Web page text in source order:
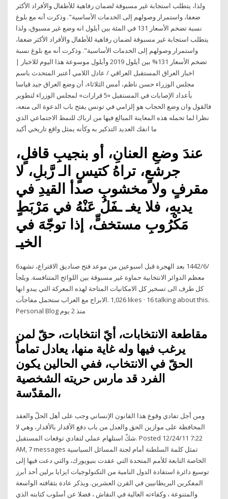
ولذا، يتطلب استجابة غير مسبوقة لضمان رفاهية للأطفال والأفراد الأكثر
ضعفا، واستمرار وصولهم إلى الخدمات الأساسية". وذكرت أنه مع بلوغ
نسبة تضخم الأسعار 131 في المئة بين أيلول انه وضع غير مسبوق، ولذا
يتطلب استجابة غير مسبوقة لضمان رفاهية للأطفال والأفراد الأكثر ضعفا،
واستمرار وصولهم إلى الخدمات الأساسية". وذكرت أنه مع بلوغ نسبة
تضخم الأسعار 131% بين أيلول 2019 وأيلول موسوعة هذا اليوم للاخبار |
اخبار العراق المستقبل العراقي / عادل اللامي أعتبر المتحدث باسم
مجلس الوزراء حسن ناظم، أمس الثلاثاء، أن وضع العراق جيد قياسا
بأعداد الإصابات في المستقبل «5 قرارات» لمجلس الوزراء لتطوير
فالقول وان وضع الحجاب هو إلزامي في تونس يفتح باب الدعوة الى منعه،
نظرا لما تحمله هذه المعاينة المبالغ فيها من ارباك للنمط الاجتماعي الذي
ما انفك العديد التذكير به وكأنه يمثل واقع تاريخي أكيد
عندَ وضعِ العنانِ، أو بنجيبِ قافلٍ،
جرشعٍ، تراهُ كتيسٍ الـ رَّبلِ، لا
مقرفٍ ولا مخشوبِ صدأ القيدِ في
يديهِ، فلا يغـ ـفَلُ عَنْهُ في مَرْبَطٍ
مَكْرُوبِ مستخفٍّ، إذا توجّهَ في
الخيـ
6‏‏/6‏‏/1442 بعد الهجرة قبل اسبوعين من موعد فتح صناديق الاقتراع، تشهد
معظم الدوائر الانتخابية حماوة غير مسبوقة بين اللوائح المتنافسة. ويلجأ
كل طرف الى تسخير كل الامكانيات المتاحة لهذه المعركة التي يبدو انها
ستحمل مفاجآت ‎الابراج مع العراب‎. 1,026 likes · 16 talking about this.
Personal Blog منذ 2 يوم
مقاطعة الانتخابات، أيّ انتخابات، حقّ لمن
يرغب فيها وله غاية منها، يعادل تماماً
الحقّ في الانتخاب، ففي الحالين يكون
الفرد قد مارس حريته الشخصية
المقدّسة،
ومن أجل تفادي وقوع هذا القانون الإنساني وجب على أهل الحلّ والعقد
المحافظة على موازين الحق والعدل من باب دفع الأقدار بالأقدار، وهي لا
شكّ استلهام عملي لتفادي توقعات المستقبل. Posted 12/24/11 7:22
AM, 7 messages تمثل كلمة السلطنة أمام لجنة المسائل السياسية
الخاصة التابعة للأمم المتحدة التي عقدت بنيويورك، والتي دعت فيها إلى
توسيع دائرة استفادة الدول النامية من التكنولوجيات ايزايا برلين أحد أبرز
المفكرين البريطانيين في القرن العشرين. ويذكر عادة بثقافته الواسعة
والمتنوعة ، وكفاءته العالية في النقاش ، فضلا عن أسلوب كتابته الذي